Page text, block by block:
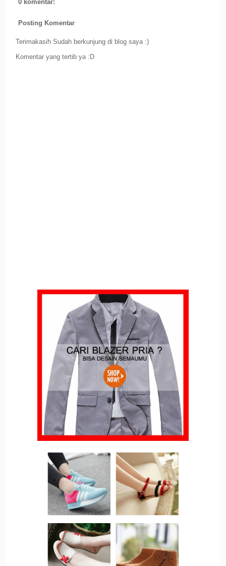
0 komentar:
Posting Komentar
Terimakasih Sudah berkunjung di blog saya :)
Komentar yang tertib ya :D